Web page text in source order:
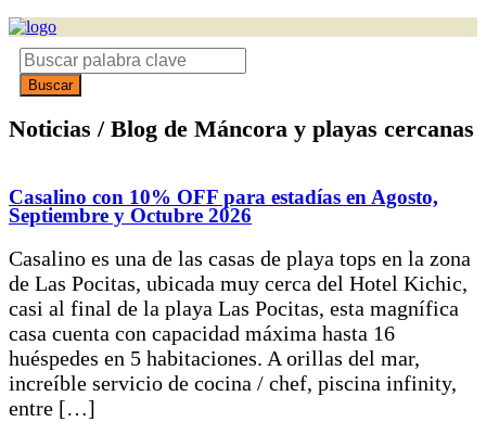
Noticias / Blog de Máncora y playas cercanas
Casalino con 10% OFF para estadías en Agosto,
Septiembre y Octubre 2026
Casalino es una de las casas de playa tops en la zona
de Las Pocitas, ubicada muy cerca del Hotel Kichic,
casi al final de la playa Las Pocitas, esta magnífica
casa cuenta con capacidad máxima hasta 16
huéspedes en 5 habitaciones. A orillas del mar,
increíble servicio de cocina / chef, piscina infinity,
entre […]